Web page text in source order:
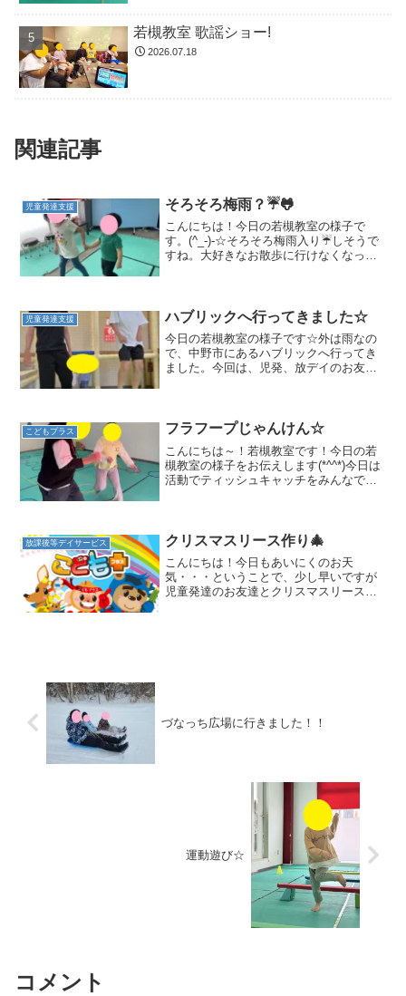
若槻教室 歌謡ショー!
2026.07.18
関連記事
児童発達支援 そろそろ梅雨？☔🐸
こんにちは！今日の若槻教室の様子で
す。(^_-)-☆そろそろ梅雨入り☔しそうで
すね。大好きなお散歩に行けなくなって
に遊んでみたり音楽...
児童発達支援 ハブリックへ行ってきました☆
今日の若槻教室の様子です☆外は雨なの
で、中野市にあるハブリックへ行ってき
ました。今回は、児発、放デイのお友達
ル、おもちゃ、バス...
こどもプラス フラフープじゃんけん☆
こんにちは～！若槻教室です！今日の若
槻教室の様子をお伝えします(*^^*)今日は
活動でティッシュキャッチをみんなでや
その場でじゃんけんし...
放課後等デイサービス クリスマスリース作り🎄
こんにちは！今日もあいにくのお天
気・・・ということで、少し早いですが
児童発達のお友達とクリスマスリースを
づなっち広場に行きました！！
運動遊び☆
コメント